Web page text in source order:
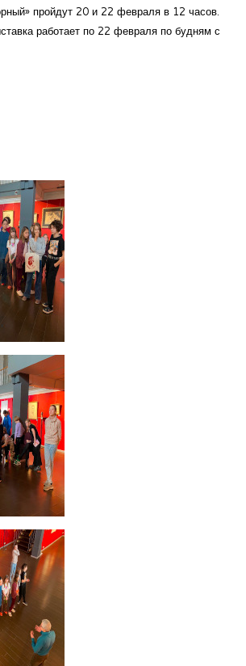
пройдут 20 и 22 февраля в 12 часов.
работает по 22 февраля по будням с